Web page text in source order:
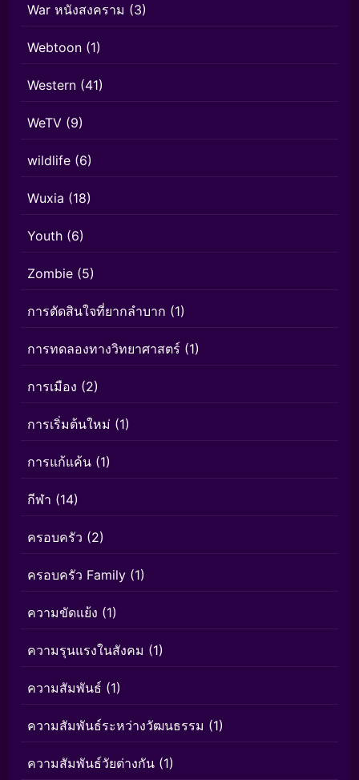
War หนังสงคราม (3)
Webtoon (1)
Western (41)
WeTV (9)
wildlife (6)
Wuxia (18)
Youth (6)
Zombie (5)
การตัดสินใจที่ยากลำบาก (1)
การทดลองทางวิทยาศาสตร์ (1)
การเมือง (2)
การเริ่มต้นใหม่ (1)
การแก้แค้น (1)
กีฬา (14)
ครอบครัว (2)
ครอบครัว Family (1)
ความขัดแย้ง (1)
ความรุนแรงในสังคม (1)
ความสัมพันธ์ (1)
ความสัมพันธ์ระหว่างวัฒนธรรม (1)
ความสัมพันธ์วัยต่างกัน (1)